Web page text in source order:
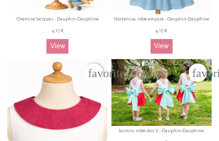
Chemise Jacques - Dauphin-Dauphine
4,15 €
View
Hortensia, robe empire - Dauphin-Dauphine
4,15 €
View
favorite_border
Jasmin, robe dos V - Dauphin-Dauphine